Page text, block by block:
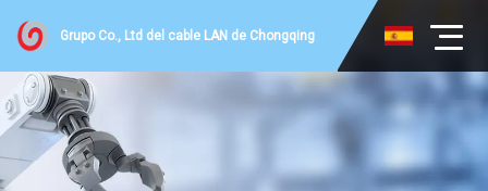
Grupo Co., Ltd del cable LAN de Chongqing